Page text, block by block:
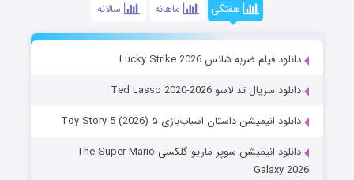
هفتگی ماهانه سالانه
دانلود فیلم ضربه شانس Lucky Strike 2026
دانلود سریال تد لاسو Ted Lasso 2020-2026
دانلود انیمیشن داستان اسباب‌بازی ۵ Toy Story 5 (2026)
دانلود انیمیشن سوپر ماریو گلکسی The Super Mario
Galaxy 2026